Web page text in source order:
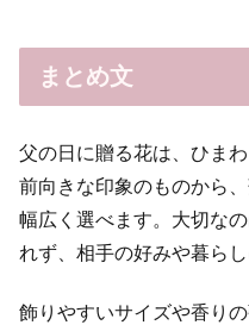
まとめ文
父の日に贈る花は、ひま
前向きな印象のものから
幅広く選べます。大切な
れず、相手の好みや暮ら
飾りやすいサイズや香り